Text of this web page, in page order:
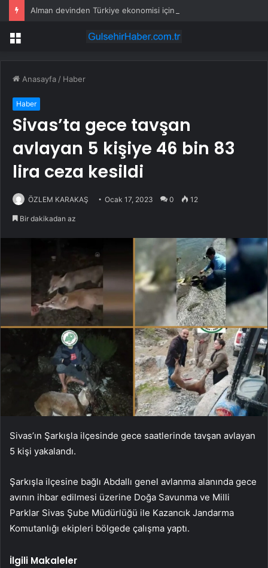
Menü
Anasayfa / Haber
Haber
Sivas’ta gece tavşan
avlayan 5 kişiye 46 bin 83
lira ceza kesildi
ÖZLEM KARAKAŞ Ocak 17, 2023 0 12
Bir dakikadan az
Sivas’ın Şarkışla ilçesinde gece saatlerinde tavşan avlayan
5 kişi yakalandı.
Şarkışla ilçesine bağlı Abdallı genel avlanma alanında gece
avının ihbar edilmesi üzerine Doğa Savunma ve Milli
Parklar Sivas Şube Müdürlüğü ile Kazancık Jandarma
Komutanlığı ekipleri bölgede çalışma yaptı.
İlgili Makaleler